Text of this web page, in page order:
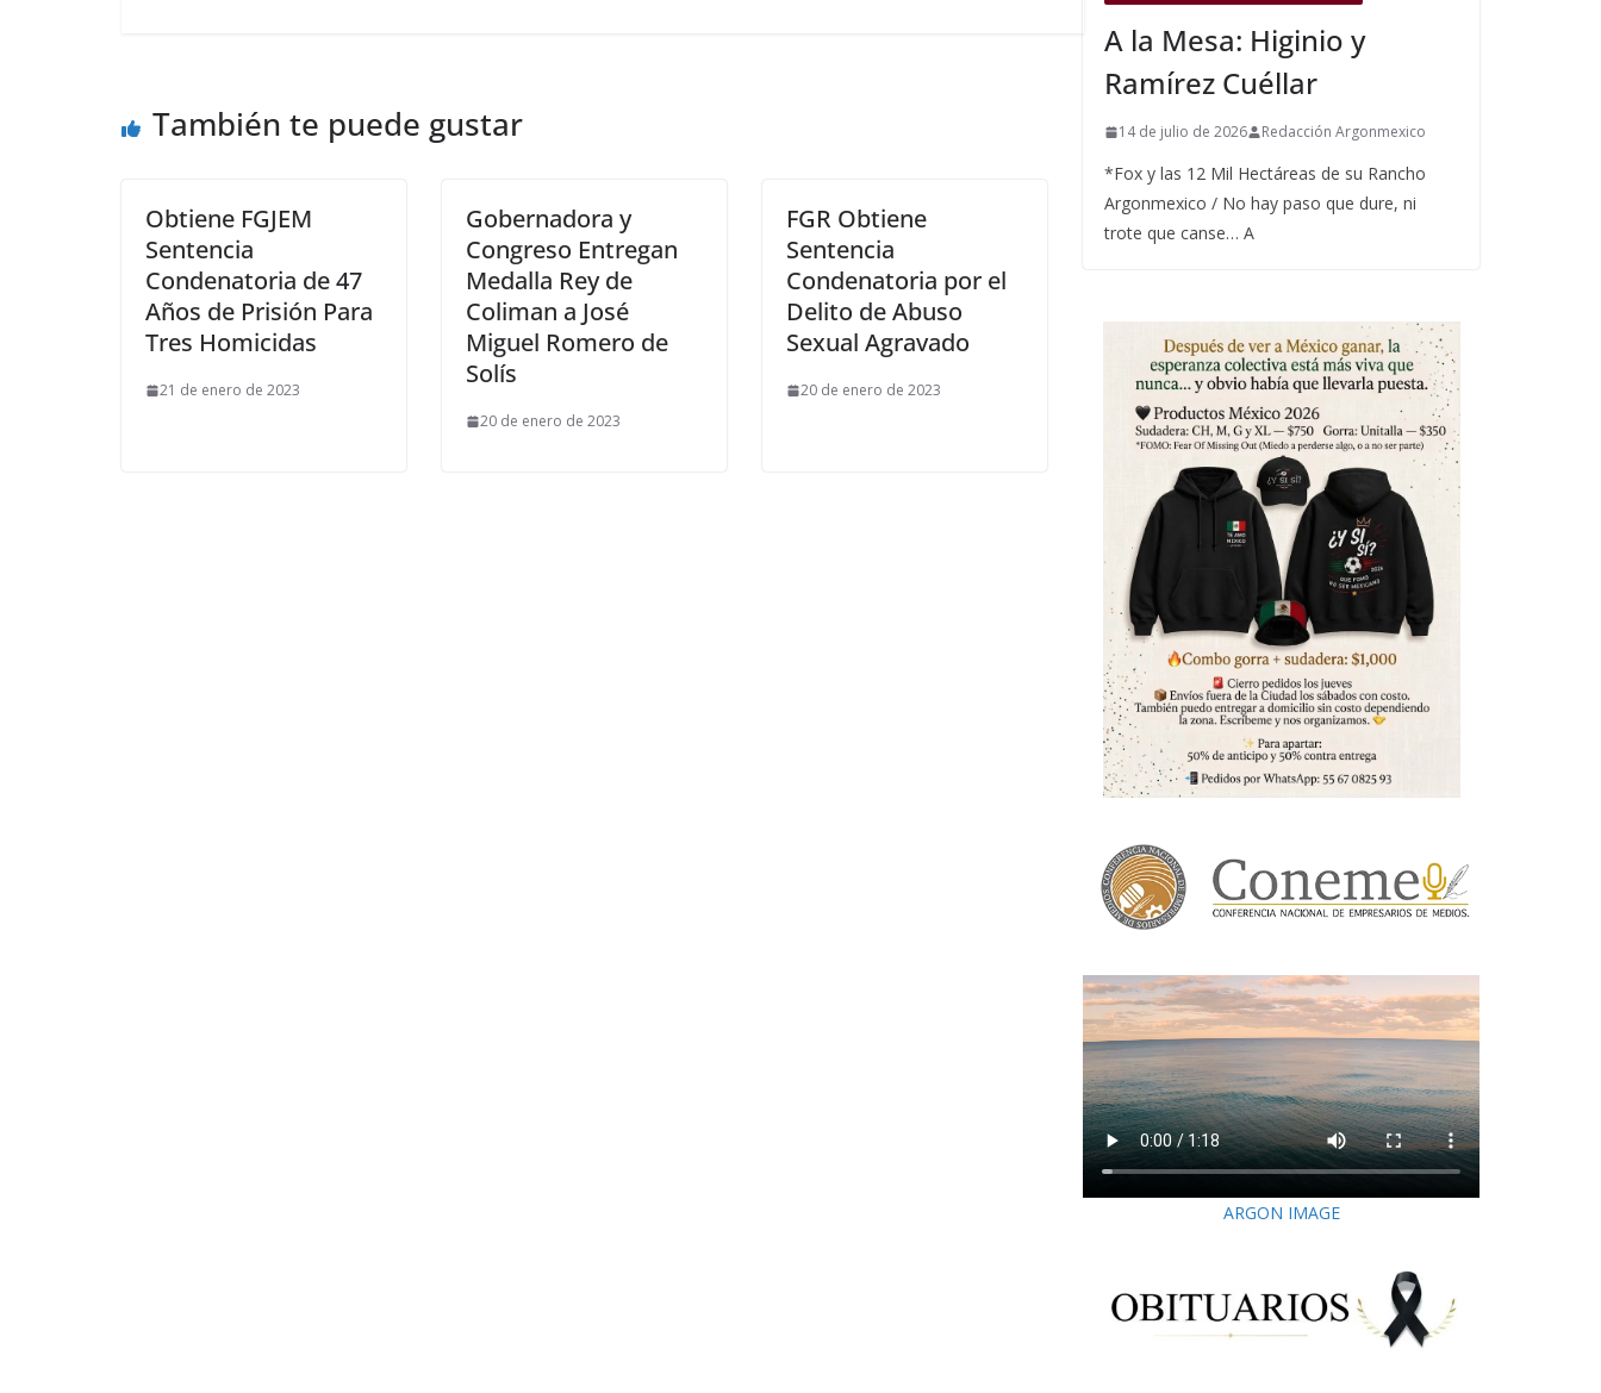
También te puede gustar
Obtiene FGJEM
Sentencia
Condenatoria de 47
Años de Prisión Para
Tres Homicidas
21 de enero de 2023
Gobernadora y
Congreso Entregan
Medalla Rey de
Coliman a José
Miguel Romero de
Solís
20 de enero de 2023
FGR Obtiene
Sentencia
Condenatoria por el
Delito de Abuso
Sexual Agravado
20 de enero de 2023
A la Mesa: Higinio y
Ramírez Cuéllar
14 de julio de 2026 Redacción Argonmexico
*Fox y las 12 Mil Hectáreas de su Rancho
Argonmexico / No hay paso que dure, ni
trote que canse… A
ARGON IMAGE